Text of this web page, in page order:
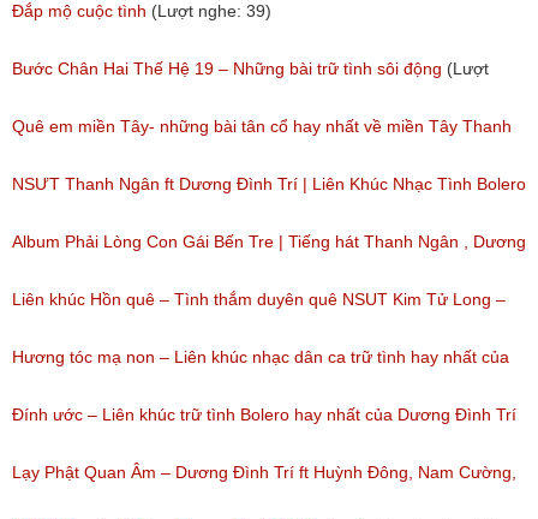
Đắp mộ cuộc tình (Lượt nghe: 39)
Bước Chân Hai Thế Hệ 19 – Những bài trữ tình sôi động (Lượt
nghe: 85)
Quê em miền Tây- những bài tân cổ hay nhất về miền Tây Thanh
Ngân – Dương Đình Trí
(Lượt nghe: 30)
NSƯT Thanh Ngân ft Dương Đình Trí | Liên Khúc Nhạc Tình Bolero
Tuyển Chọn | 2018
(Lượt nghe: 137)
Album Phải Lòng Con Gái Bến Tre | Tiếng hát Thanh Ngân , Dương
Đình Trí | 2018
(Lượt nghe: 342)
Liên khúc Hồn quê – Tình thắm duyên quê NSUT Kim Tử Long –
NSUT Thanh Ngân
(Lượt nghe: 35)
Hương tóc mạ non – Liên khúc nhạc dân ca trữ tình hay nhất của
NSUT Thanh Ngân, Dương Đình Trí
(Lượt nghe: 84)
Đính ước – Liên khúc trữ tình Bolero hay nhất của Dương Đình Trí
– NSUT Thanh Ngân
Lạy Phật Quan Âm – Dương Đình Trí ft Huỳnh Đông, Nam Cường,